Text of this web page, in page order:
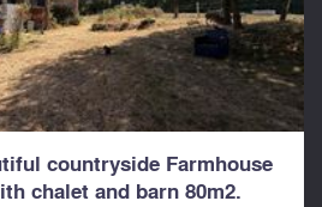
countryside Farmhouse
chalet and barn 80m2.